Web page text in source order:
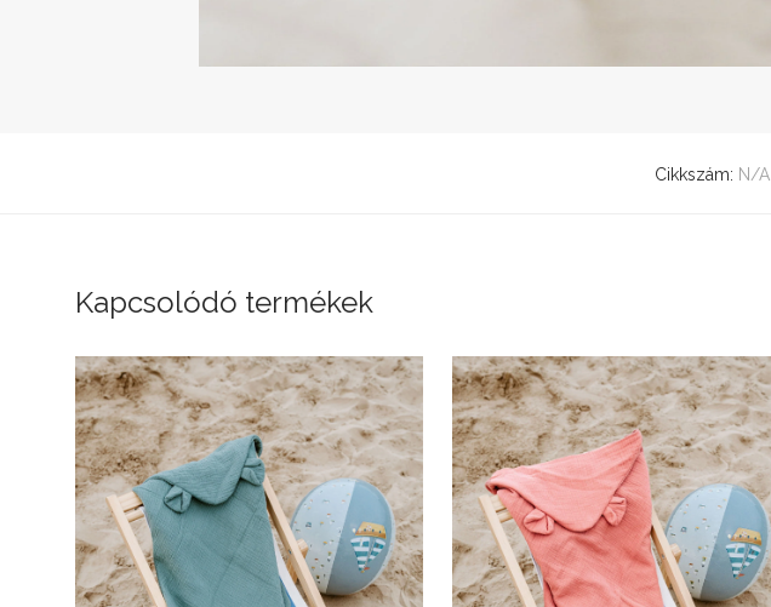
Cikkszám: N/A
Kapcsolódó termékek